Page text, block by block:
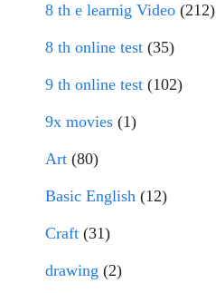
8 th e learnig Video (212)
8 th online test (35)
9 th online test (102)
9x movies (1)
Art (80)
Basic English (12)
Craft (31)
drawing (2)